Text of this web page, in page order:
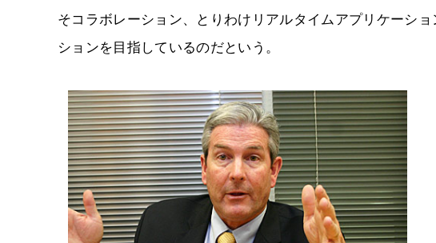
そコラボレーション、とりわけリアルタイムアプリケーシ
ションを目指しているのだという。